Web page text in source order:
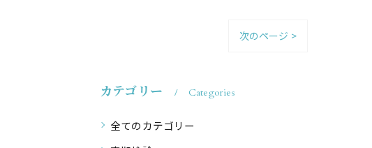
次のページ >
カテゴリー Categories
全てのカテゴリー